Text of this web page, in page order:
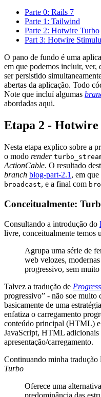
Parte 0: Rails 7
Parte 1: Tailwind
Parte 2: Hotwire Turbo
Part 3: Hotwire
O pano de fundo é uma
em que podemos incluir, ver,
ser persistido
abertas da aplicação. Todo
Note que incluí algumas
abordadas aqui.
Etapa 2 -
Nesta etapa explico sobre a
o modo render
ActionCable. O resultado
branch blog-part-2.1 , em que
broadcast, e a final com
Conceitualmente:
Consultando a introdução do
livre, conceitualmente temos
Agrupa uma série de
web velozes,
progressivo, sem
Talvez a tradução de
progressivo” - não soe muito
basicamente de uma
enfatiza o carregamento
conteúdo principal (HTML)
JavaScript, HTML adicionais
apresentação/carregamento.
Continuando minha tradução
Turbo
Oferece uma
predominância das